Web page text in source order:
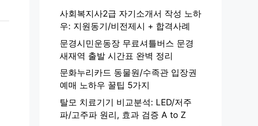
사회복지사2급 자기소개서 작성 노하
우: 지원동기/비전제시 + 합격사례
문경시민운동장 무료셔틀버스 문경
새재역 출발 시간표 완벽 정리
문화누리카드 동물원/수족관 입장권
예매 노하우 꿀팁 5가지
탈모 치료기기 비교분석: LED/저주
파/고주파 원리, 효과 검증 A to Z